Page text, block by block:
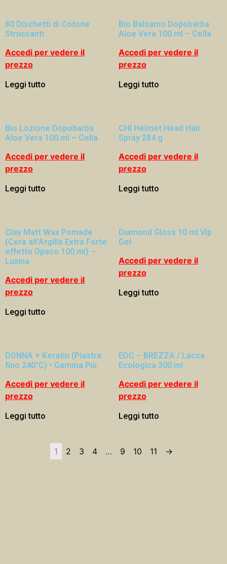
80 Dischetti di Cotone
Struccanti
Accedi per vedere il
prezzo
Leggi tutto
Bio Balsamo Dopobarba
Aloe Vera 100 ml – Cella
Accedi per vedere il
prezzo
Leggi tutto
Bio Lozione Dopobarba
Aloe Vera 100 ml – Cella
Accedi per vedere il
prezzo
Leggi tutto
CHI Helmet Head Hair
Spray 284 g
Accedi per vedere il
prezzo
Leggi tutto
Clay Matt Wax Pomade
(Cera all’Argilla Extra Forte
effetto Opaco 100 ml) –
Luxina
Accedi per vedere il
prezzo
Leggi tutto
Diamond Gloss 10 ml Vip
Gel
Accedi per vedere il
prezzo
Leggi tutto
DONNA + Keratin (Piastra
fino 240°C) • Gamma Più
Accedi per vedere il
prezzo
Leggi tutto
EDC – BREZZA / Lacca
Ecologica 300 ml
Accedi per vedere il
prezzo
Leggi tutto
1 2 3 4 … 9 10 11 →